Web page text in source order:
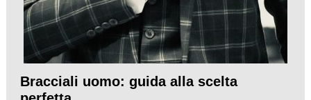
Bracciali uomo: guida alla scelta